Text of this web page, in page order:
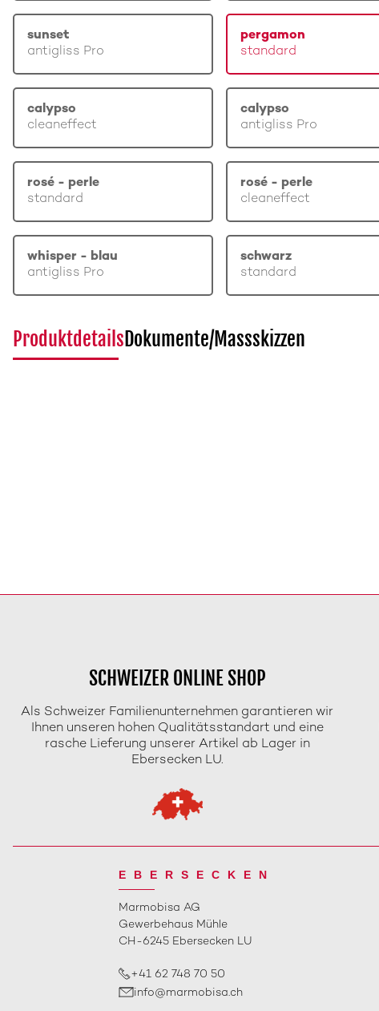
sunset
antigliss Pro
pergamon
standard
calypso
cleaneffect
calypso
antigliss Pro
rosé - perle
standard
rosé - perle
cleaneffect
whisper - blau
antigliss Pro
schwarz
standard
ProduktdetailsDokumente/Massskizzen
SCHWEIZER ONLINE SHOP
Als Schweizer Familienunternehmen garantieren wir
Ihnen unseren hohen Qualitätsstandart und eine
rasche Lieferung unserer Artikel ab Lager in
Ebersecken LU.
EBERSECKEN
Marmobisa AG
Gewerbehaus Mühle
CH-6245 Ebersecken LU
+41 62 748 70 50
info@marmobisa.ch